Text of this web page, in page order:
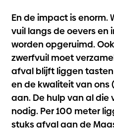
En de impact is enorm.
vuil langs de oevers en
worden opgeruimd.
zwerfvuil moet
afval blijft liggen
en de kwaliteit van ons
aan. De hulp van al die
nodig. Per 100 meter
stuks afval aan de